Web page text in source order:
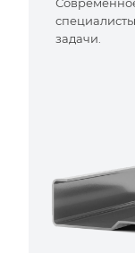
задачи.